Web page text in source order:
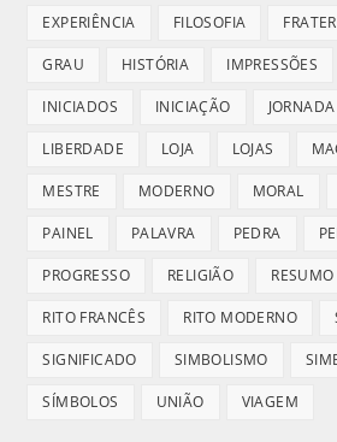
EXPERIÊNCIA FILOSOFIA
GRAU HISTÓRIA IMPRESSÕES
INICIADOS INICIAÇÃO JORNADA
LIBERDADE LOJA LOJAS
MESTRE MODERNO MORAL
PAINEL PALAVRA PEDRA
PROGRESSO RELIGIÃO RESUMO
RITO FRANCÊS RITO MODERNO
SIGNIFICADO SIMBOLISMO
SÍMBOLOS UNIÃO VIAGEM